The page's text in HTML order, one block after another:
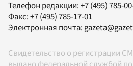
Телефон редакции:+7 (495) 785-
Факс:+7 (495) 785-17-01
Электронная почта:
Свидетельство о регистрации